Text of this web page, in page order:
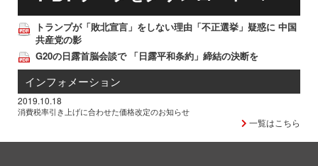
トランプが「敗北宣言」をしない理由「不正選挙」疑惑に 中国
共産党の影
G20の日露首脳会談で 「日露平和条約」締結の決断を
インフォメーション
2019.10.18
消費税率引き上げに合わせた価格改定のお知らせ
一覧はこちら